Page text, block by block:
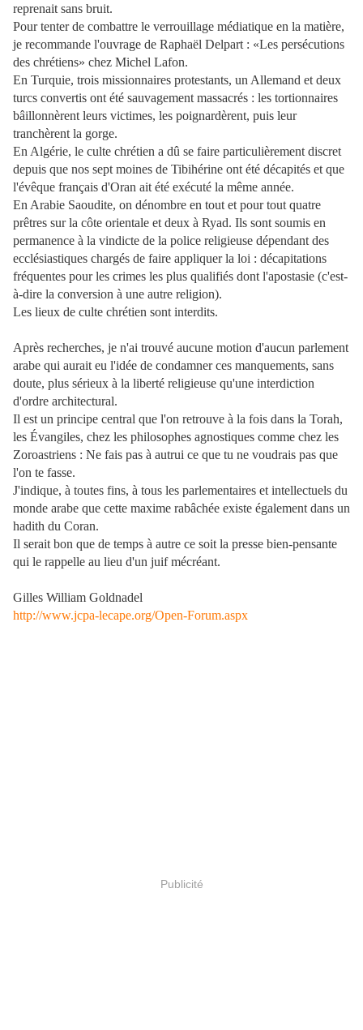
reprenait sans bruit.
Pour tenter de combattre le verrouillage médiatique en la matière,
je recommande l'ouvrage de Raphaël Delpart : «Les persécutions
des chrétiens» chez Michel Lafon.
En Turquie, trois missionnaires protestants, un Allemand et deux
turcs convertis ont été sauvagement massacrés : les tortionnaires
bâillonnèrent leurs victimes, les poignardèrent, puis leur
tranchèrent la gorge.
En Algérie, le culte chrétien a dû se faire particulièrement discret
depuis que nos sept moines de Tibihérine ont été décapités et que
l'évêque français d'Oran ait été exécuté la même année.
En Arabie Saoudite, on dénombre en tout et pour tout quatre
prêtres sur la côte orientale et deux à Ryad. Ils sont soumis en
permanence à la vindicte de la police religieuse dépendant des
ecclésiastiques chargés de faire appliquer la loi : décapitations
fréquentes pour les crimes les plus qualifiés dont l'apostasie (c'est-
à-dire la conversion à une autre religion).
Les lieux de culte chrétien sont interdits.
Après recherches, je n'ai trouvé aucune motion d'aucun parlement
arabe qui aurait eu l'idée de condamner ces manquements, sans
doute, plus sérieux à la liberté religieuse qu'une interdiction
d'ordre architectural.
Il est un principe central que l'on retrouve à la fois dans la Torah,
les Évangiles, chez les philosophes agnostiques comme chez les
Zoroastriens : Ne fais pas à autrui ce que tu ne voudrais pas que
l'on te fasse.
J'indique, à toutes fins, à tous les parlementaires et intellectuels du
monde arabe que cette maxime rabâchée existe également dans un
hadith du Coran.
Il serait bon que de temps à autre ce soit la presse bien-pensante
qui le rappelle au lieu d'un juif mécréant.
Gilles William Goldnadel
http://www.jcpa-lecape.org/Open-Forum.aspx
Publicité